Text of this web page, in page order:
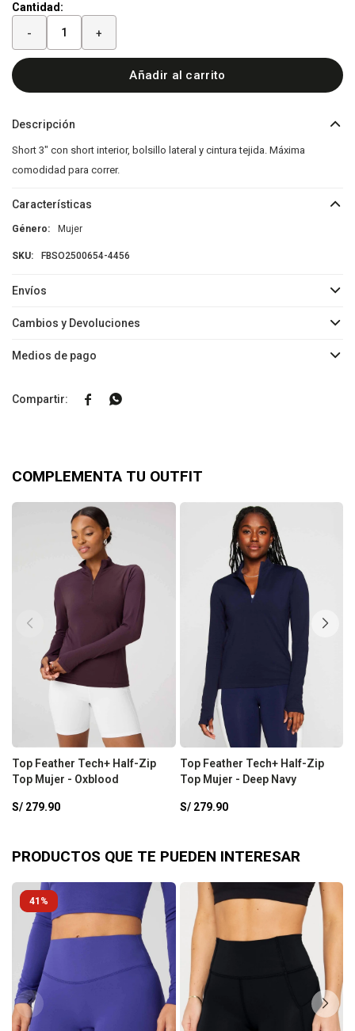
Cantidad:
- +
Añadir al carrito
Descripción
Short 3" con short interior, bolsillo lateral y cintura tejida. Máxima
comodidad para correr.
Características
Género Mujer
FBSO2500654-4456
Envíos
Cambios y Devoluciones
Medios de pago
 
COMPLEMENTA TU OUTFIT
Top Feather Tech+ Half-Zip
Top Mujer - Oxblood
S/ 279.90
Top Feather Tech+ Half-Zip
Top Mujer - Deep Navy
S/ 279.90
PRODUCTOS QUE TE PUEDEN INTERESAR
41